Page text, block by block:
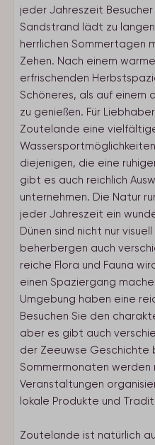
jeder Jahreszeit
Sandstrand lädt zu
herrlichen Sommertagen
Zehen. Nach einem
erfrischenden
Schöneres, als auf einem
zu genießen. Für
Zoutelande eine
diejenigen, die eine
gibt es auch reichlich
unternehmen. Die Natur
jeder Jahreszeit ein
Dünen sind nicht nur
beherbergen auch
reiche Flora und Fauna
einen Spaziergang
Umgebung haben eine
Besuchen Sie den
aber es gibt auch
der Zeeuwse Geschichte
Sommermonaten werden
Veranstaltungen
lokale Produkte und
Zoutelande ist natürlich